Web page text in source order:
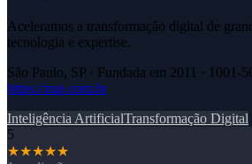
Aceleramos a transformação digital de
tecnologia e expertise.
São Paulo, SP · Fundada em 2011 · 1001-
https://zup.com.br
Inteligência ArtificialTransformação Digital
5
★★★★★